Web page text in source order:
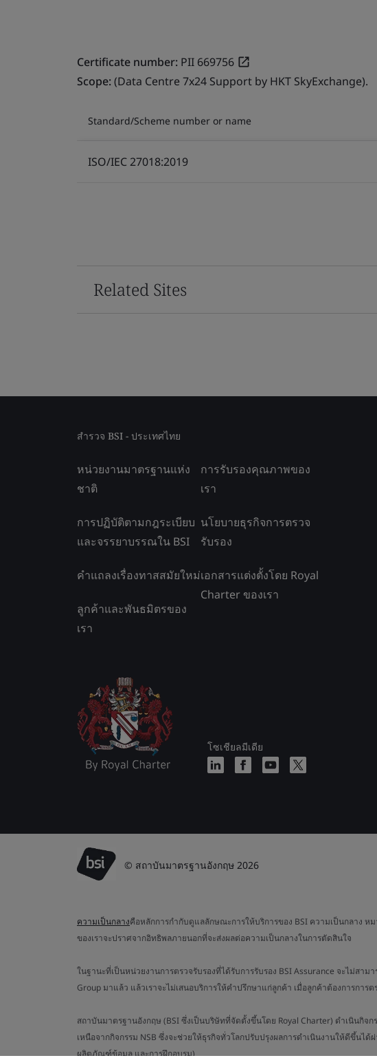
Certificate number: PII 669756
Scope:(Data Centre 7x24 Support by HKT SkyExchange).
Standard/Scheme number or name
ISO/IEC 27018:2019
Related Sites
สำรวจ BSI - ประเทศไทย
หน่วยงานมาตรฐานแห่ง
ชาติ
การปฏิบัติตามกฎระเบียบ
และจรรยาบรรณใน BSI
คำแถลงเรื่องทาสสมัยใหม่
ลูกค้าและพันธมิตรของ
เรา
การรับรองคุณภาพของ
เรา
นโยบายธุรกิจการตรวจ
รับรอง
เอกสารแต่งตั้งโดย Royal
Charter ของเรา
โซเชียลมีเดีย
© สถาบันมาตรฐานอังกฤษ 2026
ความเป็นกลางคือหลักการกำกับดูแลลักษณะการให้บริการของ BSI ความเป็นกลาง ห
ของเราจะปราศจากอิทธิพลภายนอกที่จะส่งผลต่อความเป็นกลางในการตัดสินใจ
ในฐานะที่เป็นหน่วยงานการตรวจรับรองที่ได้รับการรับรอง BSI Assurance จะไม่สา
Group มาแล้ว แล้วเราจะไม่เสนอบริการให้คำปรึกษาแก่ลูกค้า เมื่อลูกค้าต้องการการ
สถาบันมาตรฐานอังกฤษ (BSI ซึ่งเป็นบริษัทที่จัดตั้งขึ้นโดย Royal Charter) ดำเนินกิ
เหนือจากกิจกรรม NSB ซึ่งจะช่วยให้ธุรกิจทั่วโลกปรับปรุงผลการดำเนินงานให้ดีขึ้น
ผลิตภัณฑ์ข้อมูล และการฝึกอบรม)